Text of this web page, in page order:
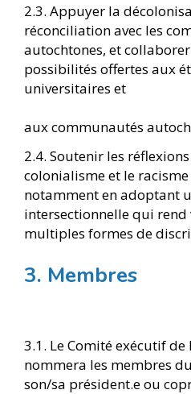
2.3. Appuyer la
réconciliation avec les
autochtones, et
possibilités offertes aux
universitaires et
aux communautés
2.4. Soutenir les
colonialisme et le
notamment en adoptant
intersectionnelle qui rend
multiples formes de
3. Membres
3.1. Le Comité exécutif
nommera les membres
son/sa président.e ou